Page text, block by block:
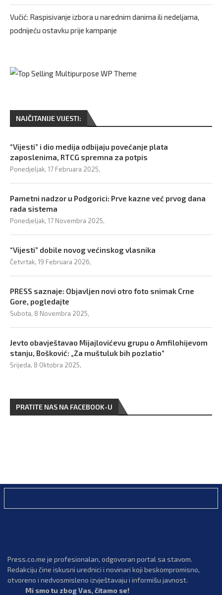
Vučić: Raspisivanje izbora u narednim danima ili nedeljama,
podnijeću ostavku prije kampanje
NAJČITANIJE VIJESTI:
“Vijesti” i dio medija odbijaju povećanje plata
zaposlenima, RTCG spremna za potpis
Ponedjeljak, 17 Februara 2025,
Pametni nadzor u Podgorici: Prve kazne već prvog dana
rada sistema
Ponedjeljak, 17 Novembra 2025,
“Vijesti” dobile novog većinskog vlasnika
Četvrtak, 19 Februara 2026,
PRESS saznaje: Objavljen novi otro foto snimak Crne
Gore, pogledajte
Subota, 8 Novembra 2025,
Jevto obavještavao Mijajlovićevu grupu o Amfilohijevom
stanju, Bošković: „Za muštuluk bih pozlatio“
Srijeda, 8 Oktobra 2025,
PRATITE NAS NA FACEBOOK-U
Press.co.me je profesionalan, odgovoran portal sa stavom.
Redakciju čine iskusni urednici i novinari koji beskompromisno,
otvoreno i nedvosmisleno izvještavaju i informišu javnost.
Mi smo tu zbog Vas, čitamo se!